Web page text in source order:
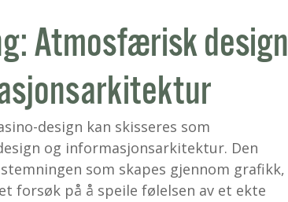
Atmosfærisk design
design kan skisseres som
og informasjonsarkitektur. Den
som skapes gjennom grafikk,
forsøk på å speile følelsen av et ekte